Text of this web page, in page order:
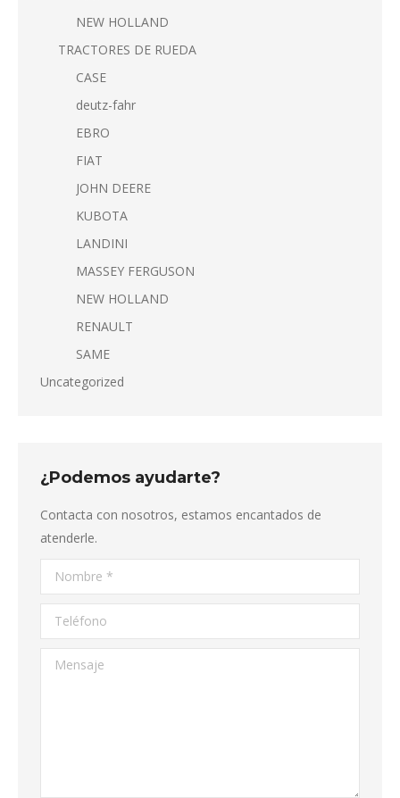
NEW HOLLAND
TRACTORES DE RUEDA
CASE
deutz-fahr
EBRO
FIAT
JOHN DEERE
KUBOTA
LANDINI
MASSEY FERGUSON
NEW HOLLAND
RENAULT
SAME
Uncategorized
¿Podemos ayudarte?
Contacta con nosotros, estamos encantados de
atenderle.
Nombre *
Teléfono
Mensaje